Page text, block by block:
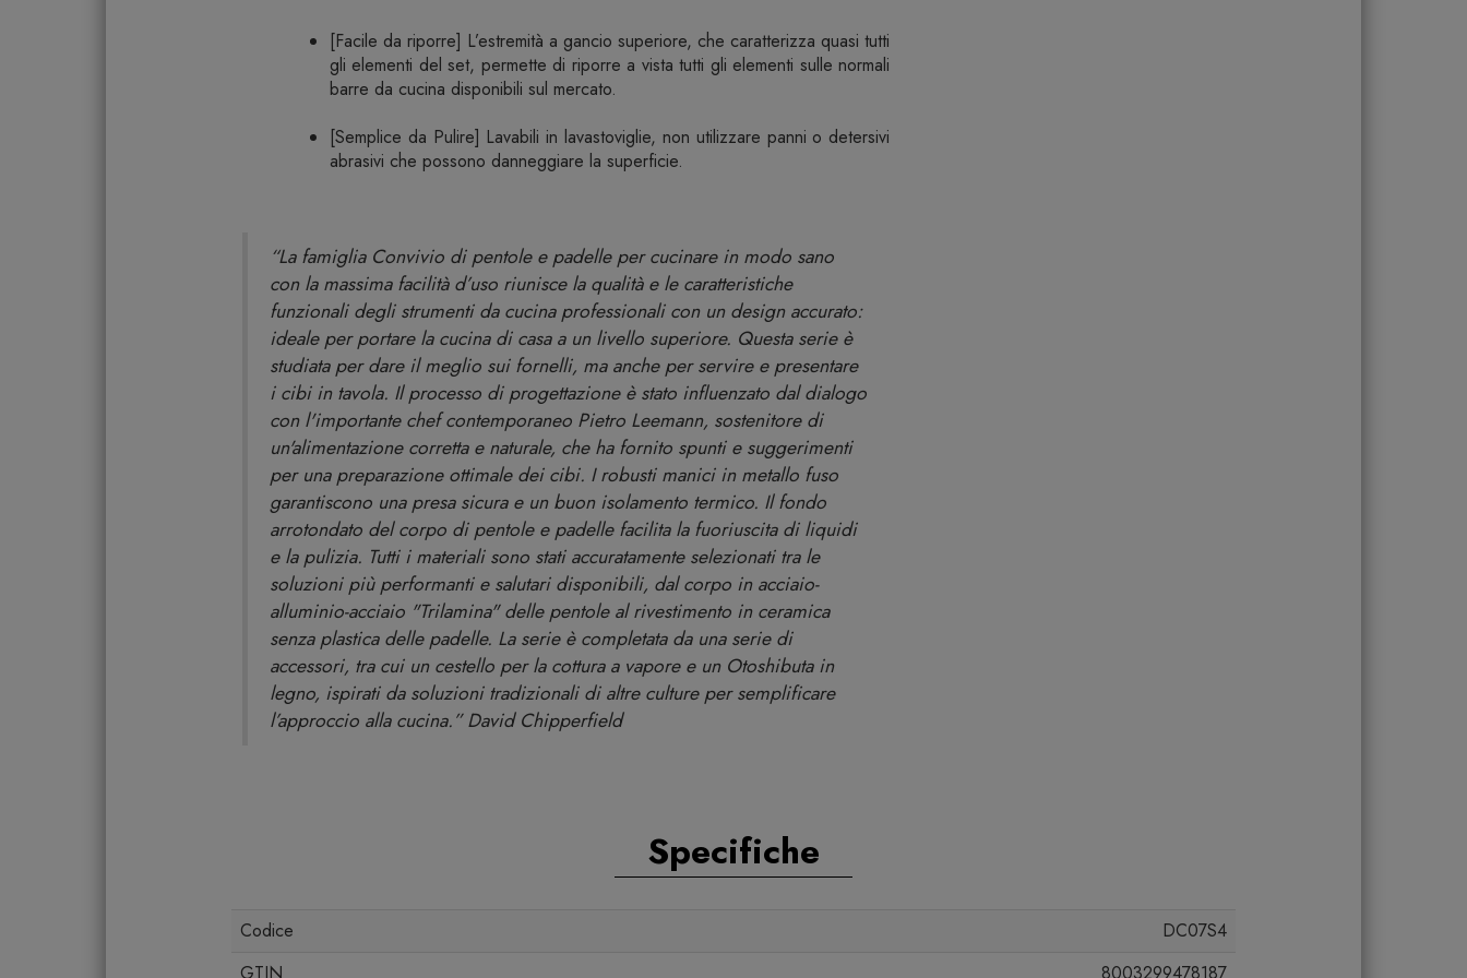
[Facile da riporre] L’estremità a gancio superiore, che caratterizza quasi tutti
gli elementi del set, permette di riporre a vista tutti gli elementi sulle normali
barre da cucina disponibili sul mercato.
[Semplice da Pulire] Lavabili in lavastoviglie, non utilizzare panni o detersivi
abrasivi che possono danneggiare la superficie.
“La famiglia Convivio di pentole e padelle per cucinare in modo sano
con la massima facilità d’uso riunisce la qualità e le caratteristiche
funzionali degli strumenti da cucina professionali con un design accurato:
ideale per portare la cucina di casa a un livello superiore. Questa serie è
studiata per dare il meglio sui fornelli, ma anche per servire e presentare
i cibi in tavola. Il processo di progettazione è stato influenzato dal dialogo
con l'importante chef contemporaneo Pietro Leemann, sostenitore di
un'alimentazione corretta e naturale, che ha fornito spunti e suggerimenti
per una preparazione ottimale dei cibi. I robusti manici in metallo fuso
garantiscono una presa sicura e un buon isolamento termico. Il fondo
arrotondato del corpo di pentole e padelle facilita la fuoriuscita di liquidi
e la pulizia. Tutti i materiali sono stati accuratamente selezionati tra le
soluzioni più performanti e salutari disponibili, dal corpo in acciaio-
alluminio-acciaio "Trilamina" delle pentole al rivestimento in ceramica
senza plastica delle padelle. La serie è completata da una serie di
accessori, tra cui un cestello per la cottura a vapore e un Otoshibuta in
legno, ispirati da soluzioni tradizionali di altre culture per semplificare
l’approccio alla cucina.” David Chipperfield
Specifiche
Codice
DC07S4